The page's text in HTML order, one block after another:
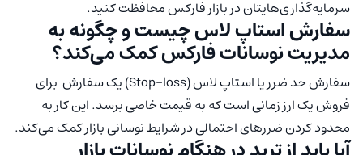
سرمایه‌گذاری‌هایتان در بازار فارکس محافظت کنید.
سفارش استاپ لاس چیست و چگونه به
مدیریت نوسانات فارکس کمک می‌کند؟
سفارش حد ضرر یا استاپ لاس (Stop-loss) یک سفارش برای
فروش یک ارز زمانی است که به قیمت خاصی برسد. این کار به
محدود کردن ضررهای احتمالی در شرایط نوسانی بازار کمک می‌کند.